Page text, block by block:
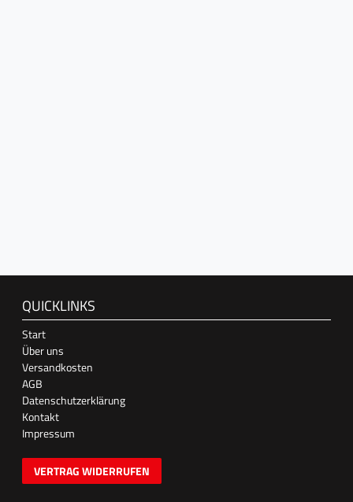
QUICKLINKS
Start
Über uns
Versandkosten
AGB
Datenschutzerklärung
Kontakt
Impressum
VERTRAG WIDERRUFEN